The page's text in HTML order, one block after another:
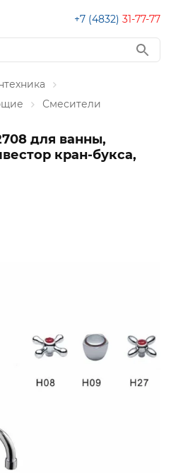
+7 (4832) 31-77-77
Смесители
для ванны,
кран-букса,